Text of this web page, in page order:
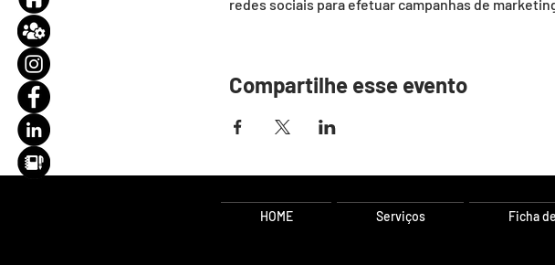
redes sociais para efetuar campanhas de
Compartilhe esse evento
HOME Serviços Ficha